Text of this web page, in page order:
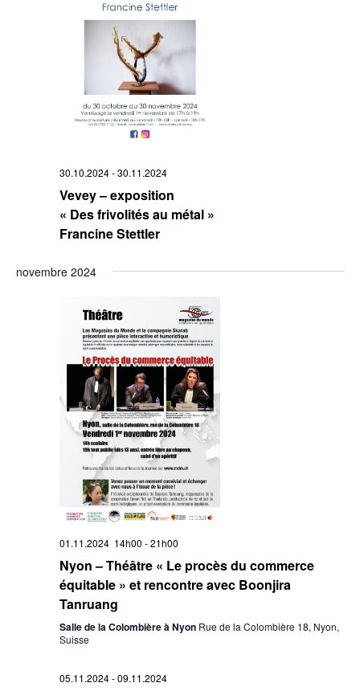
30.10.2024-30.11.2024
Vevey – exposition
« Des frivolités au métal »
Francine Stettler
novembre 2024
01.11.2024 14h00 -21h00
Nyon – Théâtre « Le procès du commerce
équitable » et rencontre avec Boonjira
Tanruang
Salle de la Colombière à Nyon Rue de la Colombière 18, Nyon,
Suisse
05.11.2024-09.11.2024